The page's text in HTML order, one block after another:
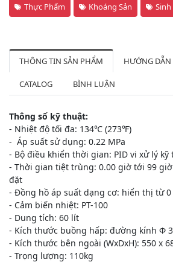
Thực Phẩm Khoáng Sản
THÔNG TIN SẢN PHẨM HƯỚNG
CATALOG BÌNH LUẬN
Thông số kỹ thuật:
- Nhiệt độ tối đa: 134℃ (273℉)
- Áp suất sử dụng: 0.22 MPa
- Bộ điều khiển thời gian: PID vi xử lý kỹ
- Thời gian tiệt trùng: 0.00 giờ tới 99
đặt
- Đồng hồ áp suất dạng cơ: hiển thị từ 0
- Cảm biến nhiệt: PT-100
- Dung tích: 60 lít
- Kích thước buồng hấp: đường kính Φ
- Kích thước bên ngoài (WxDxH): 550 x
- Trọng lượng: 110kg